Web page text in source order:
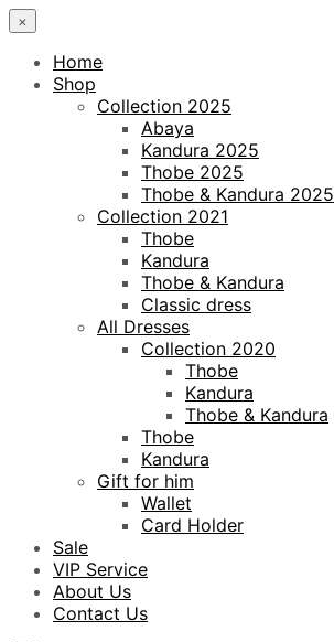
×
Home
Shop
Collection 2025
Abaya
Kandura 2025
Thobe 2025
Thobe & Kandura 2025
Collection 2021
Thobe
Kandura
Thobe & Kandura
Classic dress
All Dresses
Collection 2020
Thobe
Kandura
Thobe & Kandura
Thobe
Kandura
Gift for him
Wallet
Card Holder
Sale
VIP Service
About Us
Contact Us